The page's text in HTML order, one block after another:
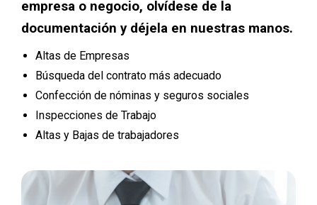
empresa o negocio, olvídese de la
documentación y déjela en nuestras manos.
Altas de Empresas
Búsqueda del contrato más adecuado
Confección de nóminas y seguros sociales
Inspecciones de Trabajo
Altas y Bajas de trabajadores